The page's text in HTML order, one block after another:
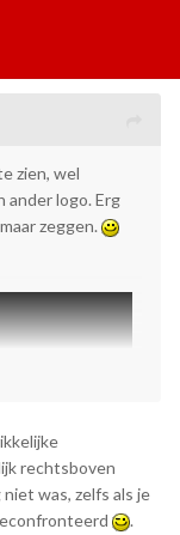
zien, wel
ander logo. Erg
zeggen.
rechtsboven
was, zelfs als je
.